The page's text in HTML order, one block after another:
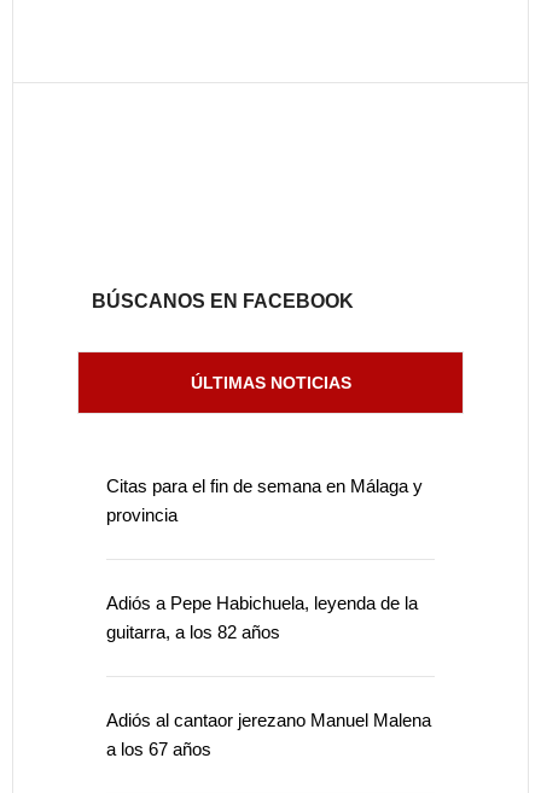
BÚSCANOS EN FACEBOOK
ÚLTIMAS NOTICIAS
Citas para el fin de semana en Málaga y
provincia
Adiós a Pepe Habichuela, leyenda de la
guitarra, a los 82 años
Adiós al cantaor jerezano Manuel Malena
a los 67 años